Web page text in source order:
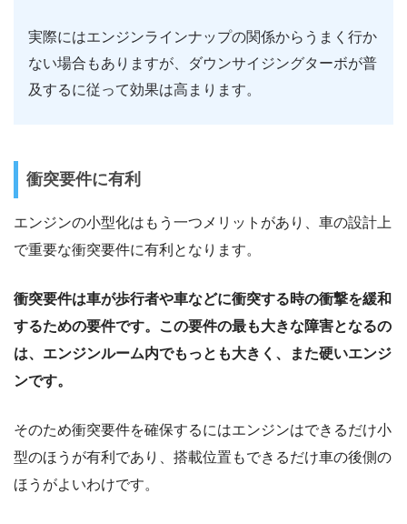
実際にはエンジンラインナップの関係からうまく行か
ない場合もありますが、ダウンサイジングターボが普
及するに従って効果は高まります。
衝突要件に有利
エンジンの小型化はもう一つメリットがあり、車の設計上
で重要な衝突要件に有利となります。
衝突要件は車が歩行者や車などに衝突する時の衝撃を緩和
するための要件です。この要件の最も大きな障害となるの
は、エンジンルーム内でもっとも大きく、また硬いエンジ
ンです。
そのため衝突要件を確保するにはエンジンはできるだけ小
型のほうが有利であり、搭載位置もできるだけ車の後側の
ほうがよいわけです。